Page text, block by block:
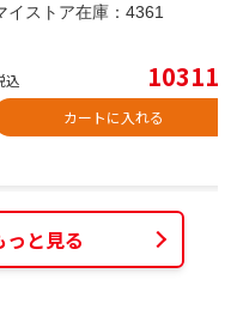
イストア在庫： 4361
込 10311
カートに入れる
と見る